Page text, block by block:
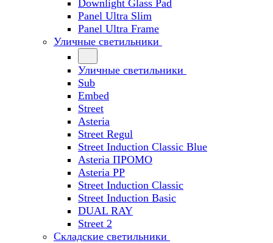
Downlight Glass Pad
Panel Ultra Slim
Panel Ultra Frame
Уличные светильники
Уличные светильники
Sub
Embed
Street
Asteria
Street Regul
Street Induction Classic Blue
Asteria ПРОМО
Asteria PP
Street Induction Classic
Street Induction Basic
DUAL RAY
Street 2
Складские светильники